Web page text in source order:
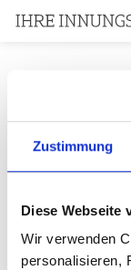
Zustimmung
Diese Webseite
Wir verwenden
personalisieren,
der